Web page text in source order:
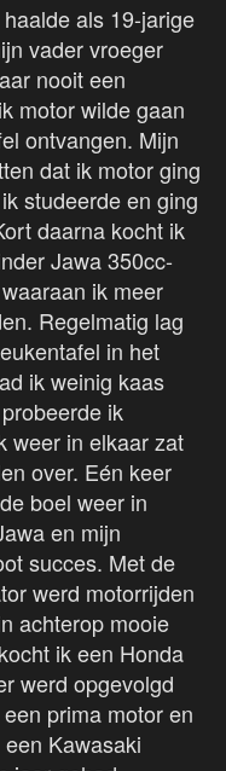
als 19-jarige
vader vroeger
nooit een
motor wilde gaan
ontvangen. Mijn
dat ik motor ging
studeerde en ging
daarna kocht ik
Jawa 350cc-
ik meer
Regelmatig lag
in het
ik weinig kaas
ik
weer in elkaar zat
over. Eén keer
boel weer in
en mijn
succes. Met de
werd motorrijden
achterop mooie
ik een Honda
werd opgevolgd
prima motor en
Kawasaki